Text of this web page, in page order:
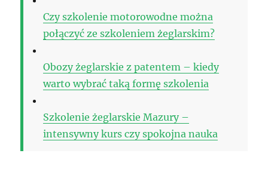
Czy szkolenie motorowodne można
połączyć ze szkoleniem żeglarskim?
Obozy żeglarskie z patentem – kiedy
warto wybrać taką formę szkolenia
Szkolenie żeglarskie Mazury –
intensywny kurs czy spokojna nauka